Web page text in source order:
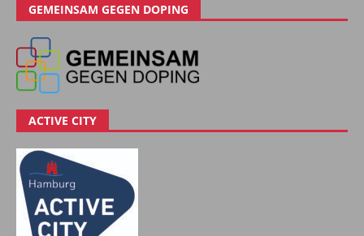
GEMEINSAM GEGEN DOPING
ACTIVE CITY